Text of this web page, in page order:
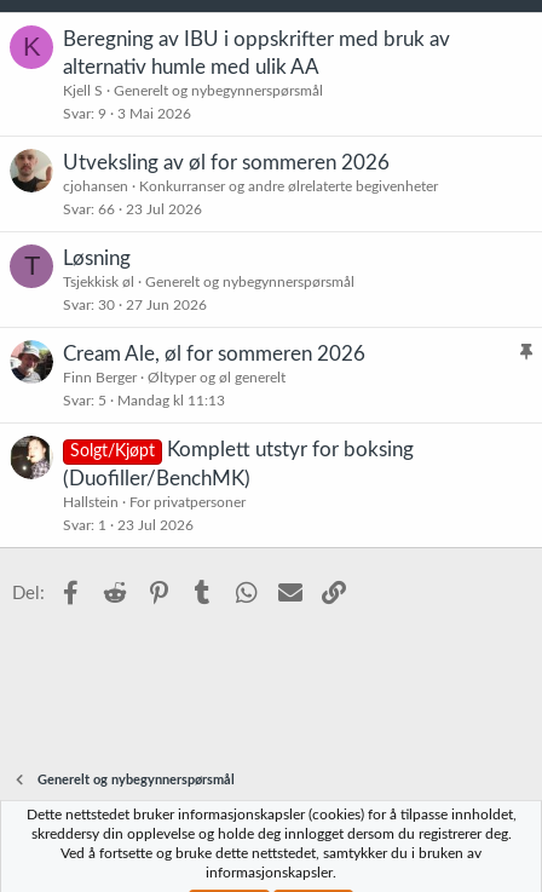
e
r
K
Beregning av IBU i oppskrifter med bruk av
alternativ humle med ulik AA
Kjell S
Generelt og nybegynnerspørsmål
Svar 9 3 Mai 2026
Utveksling av øl for sommeren 2026
cjohansen
Konkurranser og andre ølrelaterte begivenheter
Svar 66 23 Jul 2026
T Løsning
Tsjekkisk øl
Generelt og nybegynnerspørsmål
Svar 30 27 Jun 2026
K
Cream Ale, øl for sommeren 2026
Finn Berger
Øltyper og øl generelt
Svar 5 Mandag kl 11:13
Solgt/Kjøpt
Komplett utstyr for boksing
(Duofiller/BenchMK)
Hallstein
For privatpersoner
Svar 1 23 Jul 2026
Del: Facebook
Reddit PinterestTumblr WhatsApp
E-post
Generelt og nybegynnerspørsmål
Norbrygg-default
Vilkår og regler Personvernregler
Dette nettstedet bruker informasjonskapsler (cookies) for å tilpasse innholdet,
skreddersy din opplevelse og holde deg innlogget dersom du registrerer deg.
Ved å fortsette og bruke dette nettstedet, samtykker du i bruken av
informasjonskapsler.